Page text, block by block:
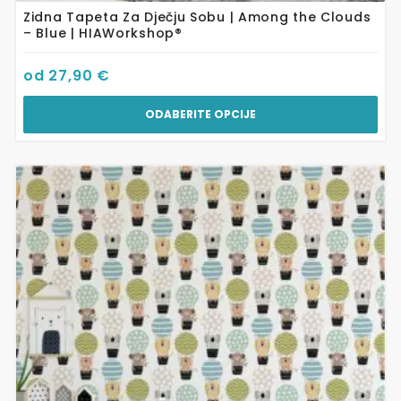
Zidna Tapeta Za Dječju Sobu | Among the Clouds
– Blue | HIAWorkshop®
od 27,90 €
ODABERITE OPCIJE
Ovaj
proizvod
ima
više
varijanti.
Opcije
se
mogu
odabrati
na
stranici
proizvoda